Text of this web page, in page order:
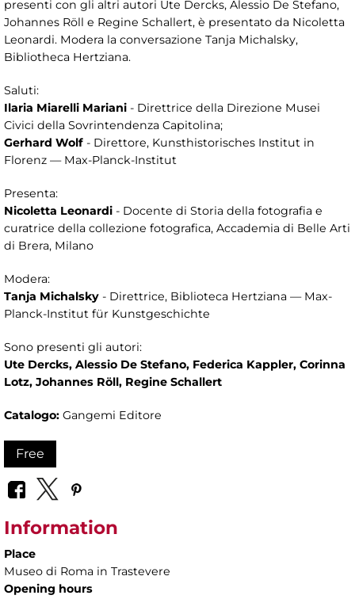
presenti con gli altri autori Ute Dercks, Alessio De Stefano,
Johannes Röll e Regine Schallert, è presentato da Nicoletta
Leonardi. Modera la conversazione Tanja Michalsky,
Bibliotheca Hertziana.
Saluti:
Ilaria Miarelli Mariani - Direttrice della Direzione Musei
Civici della Sovrintendenza Capitolina;
Gerhard Wolf - Direttore, Kunsthistorisches Institut in
Florenz — Max-Planck-Institut
Presenta:
Nicoletta Leonardi - Docente di Storia della fotografia e
curatrice della collezione fotografica, Accademia di Belle Arti
di Brera, Milano
Modera:
Tanja Michalsky - Direttrice, Biblioteca Hertziana — Max-
Planck-Institut für Kunstgeschichte
Sono presenti gli autori:
Ute Dercks, Alessio De Stefano, Federica Kappler, Corinna
Lotz, Johannes Röll, Regine Schallert
Catalogo: Gangemi Editore
Free
Information
Place
Museo di Roma in Trastevere
Opening hours